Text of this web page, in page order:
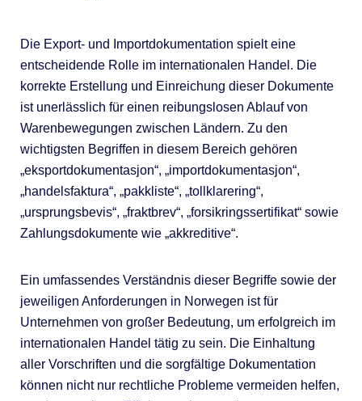
Die Export- und Importdokumentation spielt eine
entscheidende Rolle im internationalen Handel. Die
korrekte Erstellung und Einreichung dieser Dokumente
ist unerlässlich für einen reibungslosen Ablauf von
Warenbewegungen zwischen Ländern. Zu den
wichtigsten Begriffen in diesem Bereich gehören
„eksportdokumentasjon“, „importdokumentasjon“,
„handelsfaktura“, „pakkliste“, „tollklarering“,
„ursprungsbevis“, „fraktbrev“, „forsikringssertifikat“ sowie
Zahlungsdokumente wie „akkreditive“.
Ein umfassendes Verständnis dieser Begriffe sowie der
jeweiligen Anforderungen in Norwegen ist für
Unternehmen von großer Bedeutung, um erfolgreich im
internationalen Handel tätig zu sein. Die Einhaltung
aller Vorschriften und die sorgfältige Dokumentation
können nicht nur rechtliche Probleme vermeiden helfen,